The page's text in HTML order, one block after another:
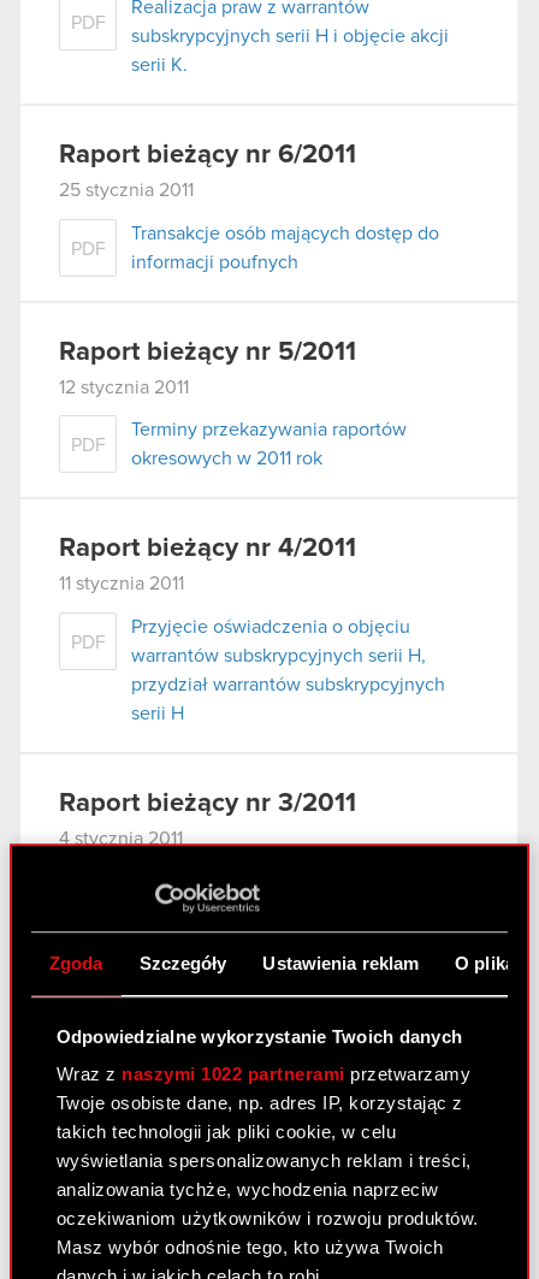
Zgoda Szczegóły Ustawienia reklam O
Odpowiedzialne wykorzystanie Twoich danych
Wraz z naszymi 1022 partnerami przetwarzamy
Twoje osobiste dane, np. adres IP, korzystając z
takich technologii jak pliki cookie, w celu
wyświetlania spersonalizowanych reklam i treści,
analizowania tychże, wychodzenia naprzeciw
oczekiwaniom użytkowników i rozwoju produktów.
Masz wybór odnośnie tego, kto używa Twoich
PDF
Realizacja praw z warrantów
subskrypcyjnych serii H i objęcie akcji
serii K.
Raport bieżący nr 6/2011
25 stycznia 2011
PDF
Transakcje osób mających dostęp do
informacji poufnych
Raport bieżący nr 5/2011
12 stycznia 2011
PDF
Terminy przekazywania raportów
okresowych w 2011 rok
Raport bieżący nr 4/2011
11 stycznia 2011
PDF
Przyjęcie oświadczenia o objęciu
warrantów subskrypcyjnych serii H,
przydział warrantów subskrypcyjnych
serii H
Raport bieżący nr 3/2011
4 stycznia 2011
Odwołanie prokury samoistnej i
ustanowienie prokur łącznych
Raport bieżący nr 2/2011
3 stycznia 2011
PDF
Rejestracja połączenia Optimus S.A. ze
spółką zależną CDP Investment sp. z
o.o., zmian w Statucie Spółki oraz
warunkowego podwyższenia kapitału
zakładowego Spółki.
PDF Załącznik